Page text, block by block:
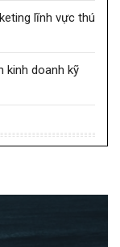
lĩnh vực thú
kinh doanh kỹ